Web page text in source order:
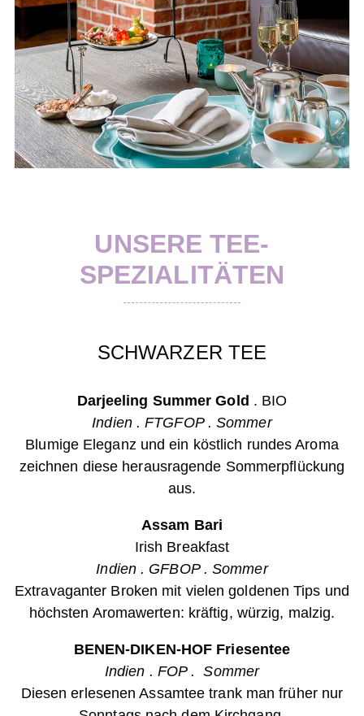
UNSERE TEE-
SPEZIALITÄTEN
SCHWARZER TEE
Darjeeling Summer Gold . BIO
Indien . FTGFOP . Sommer
Blumige Eleganz und ein köstlich rundes Aroma
zeichnen diese herausragende Sommerpflückung
aus.
Assam Bari
Irish Breakfast
Indien . GFBOP . Sommer
Extravaganter Broken mit vielen goldenen Tips und
höchsten Aromawerten: kräftig, würzig, malzig.
BENEN-DIKEN-HOF Friesentee
Indien . FOP . Sommer
Diesen erlesenen Assamtee trank man früher nur